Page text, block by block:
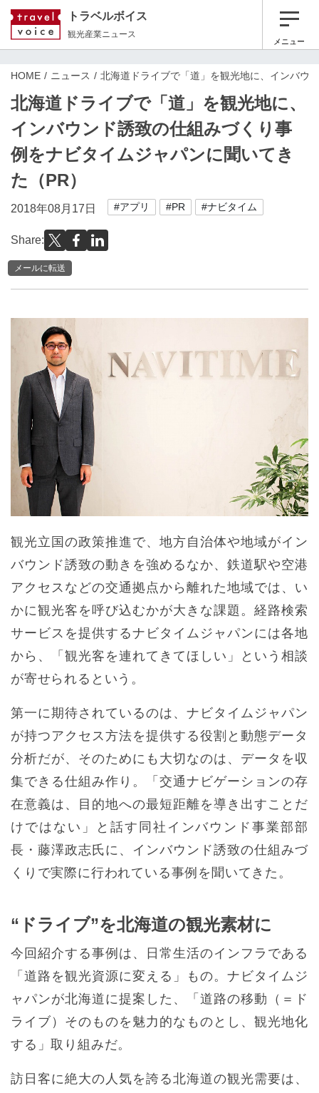
トラベルボイス
観光産業ニュース
メニュー
HOME ニュース 北海道ドライブで「道」を観光地に、インバウ
北海道ドライブで「道」を観光地に、
インバウンド誘致の仕組みづくり事
例をナビタイムジャパンに聞いてき
た（PR）
2018年08月17日 #アプリ #PR #ナビタイム
Share:
メールに転送
観光立国の政策推進で、地方自治体や地域がイン
バウンド誘致の動きを強めるなか、鉄道駅や空港
アクセスなどの交通拠点から離れた地域では、い
かに観光客を呼び込むかが大きな課題。経路検索
サービスを提供するナビタイムジャパンには各地
から、「観光客を連れてきてほしい」という相談
が寄せられるという。
第一に期待されているのは、ナビタイムジャパン
が持つアクセス方法を提供する役割と動態データ
分析だが、そのためにも大切なのは、データを収
集できる仕組み作り。「交通ナビゲーションの存
在意義は、目的地への最短距離を導き出すことだ
けではない」と話す同社インバウンド事業部部
長・藤澤政志氏に、インバウンド誘致の仕組みづ
くりで実際に行われている事例を聞いてきた。
“ドライブ”を北海道の観光素材に
今回紹介する事例は、日常生活のインフラである
「道路を観光資源に変える」もの。ナビタイムジ
ャパンが北海道に提案した、「道路の移動（＝ド
ライブ）そのものを魅力的なものとし、観光地化
する」取り組みだ。
訪日客に絶大の人気を誇る北海道の観光需要は、